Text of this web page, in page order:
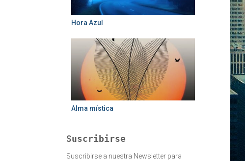
Hora Azul
Alma mística
Suscribirse
Suscribirse a nuestra Newsletter para